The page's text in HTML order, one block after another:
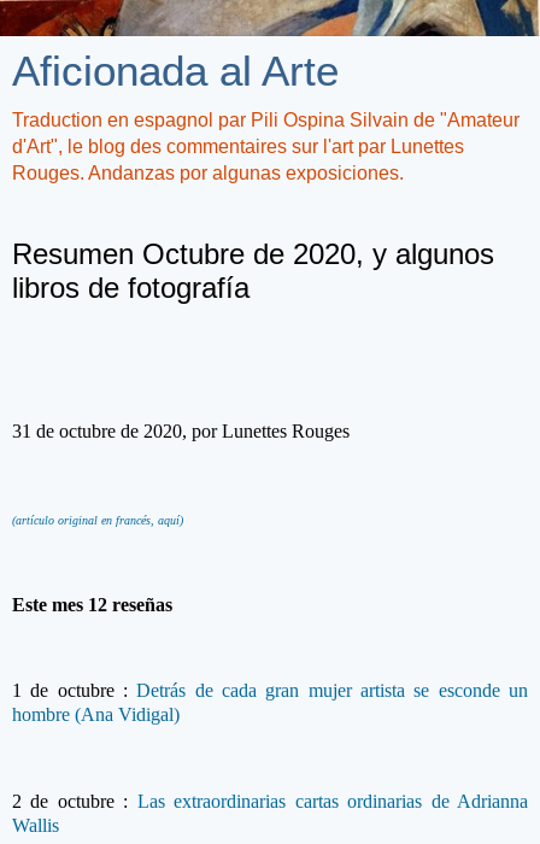
Aficionada al Arte
Traduction en espagnol par Pili Ospina Silvain de "Amateur
d'Art", le blog des commentaires sur l'art par Lunettes
Rouges. Andanzas por algunas exposiciones.
Resumen Octubre de 2020, y algunos
libros de fotografía
31 de octubre de 2020, por Lunettes Rouges
(artículo original en francés, aquí)
Este mes 12 reseñas
1 de octubre : Detrás de cada gran mujer artista se esconde un
hombre (Ana Vidigal)
2de octubre: Las extraordinarias cartas ordinarias de Adrianna
Wallis